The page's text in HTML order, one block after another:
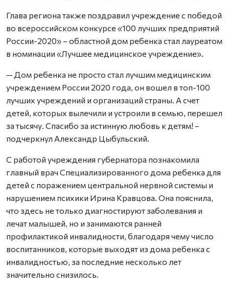
Глава региона также поздравил учреждение с победой
во всероссийском конкурсе «100 лучших предприятий
России-2020» – областной дом ребенка стал лауреатом
в номинации «Лучшее медицинское учреждение».
— Дом ребенка не просто стал лучшим медицинским
учреждением России 2020 года, он вошел в топ-100
лучших учреждений и организаций страны. А счет
детей, которых вылечили и устроили в семью, перешел
за тысячу. Спасибо за истинную любовь к детям! –
подчеркнул Александр Цыбульский.
С работой учреждения губернатора познакомила
главный врач Специализированного дома ребенка для
детей с поражением центральной нервной системы и
нарушением психики Ирина Кравцова. Она пояснила,
что здесь не только диагностируют заболевания и
лечат малышей, но и занимаются ранней
профилактикой инвалидности, благодаря чему число
воспитанников, которые выходят из дома ребенка с
инвалидностью, за последние несколько лет
значительно снизилось.